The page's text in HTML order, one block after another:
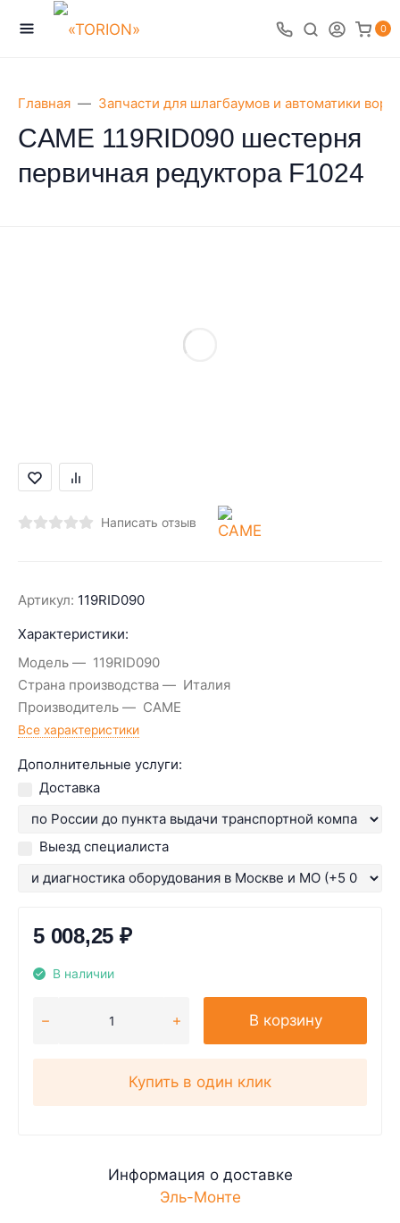
0
Главная Запчасти для шлагбаумов и автоматики
CAME 119RID090 шестерня
первичная редуктора F1024
Написать отзыв
Артикул: 119RID090
Характеристики:
Модель
119RID090
Страна производства
Италия
Производитель
CAME
Все характеристики
Дополнительные услуги:
Доставка
Выезд специалиста
5 008,25 ₽
В наличии
В корзину
Купить в один клик
Информация о доставке
Эль-Монте